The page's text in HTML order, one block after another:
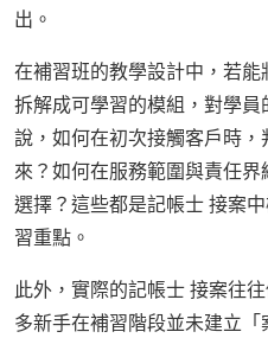
出。
在補習班的教學設計中，若
拆解成可學習的模組，對學
說，如何在初次接觸客戶時
來？如何在服務範圍與責任
選擇？這些都是記帳士 接案
習重點。
此外，實際的記帳士 接案往
多新手在補習階段並未建立